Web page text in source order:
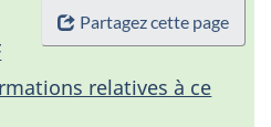
Partagez cette page
relatives à ce